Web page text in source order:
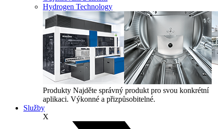
Hydrogen Technology
Produkty Najděte správný produkt pro svou konkrétní
aplikaci. Výkonné a přizpůsobitelné.
Služby
X